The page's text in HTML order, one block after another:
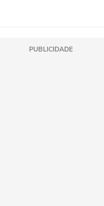
PUBLICIDADE